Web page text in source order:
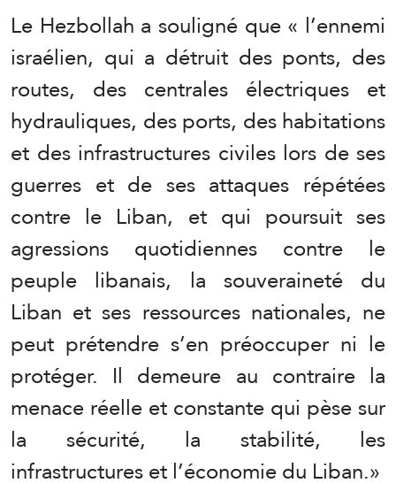
Le Hezbollah a souligné que « l’ennemi
israélien, qui a détruit des ponts, des
routes, des centrales électriques et
hydrauliques, des ports, des habitations
et des infrastructures civiles lors de ses
guerres et de ses attaques répétées
contre le Liban, et qui poursuit ses
agressions quotidiennes contre le
peuple libanais, la souveraineté du
Liban et ses ressources nationales, ne
peut prétendre s’en préoccuper ni le
protéger. Il demeure au contraire la
menace réelle et constante qui pèse sur
la sécurité, la stabilité, les
infrastructures et l’économie du Liban.»